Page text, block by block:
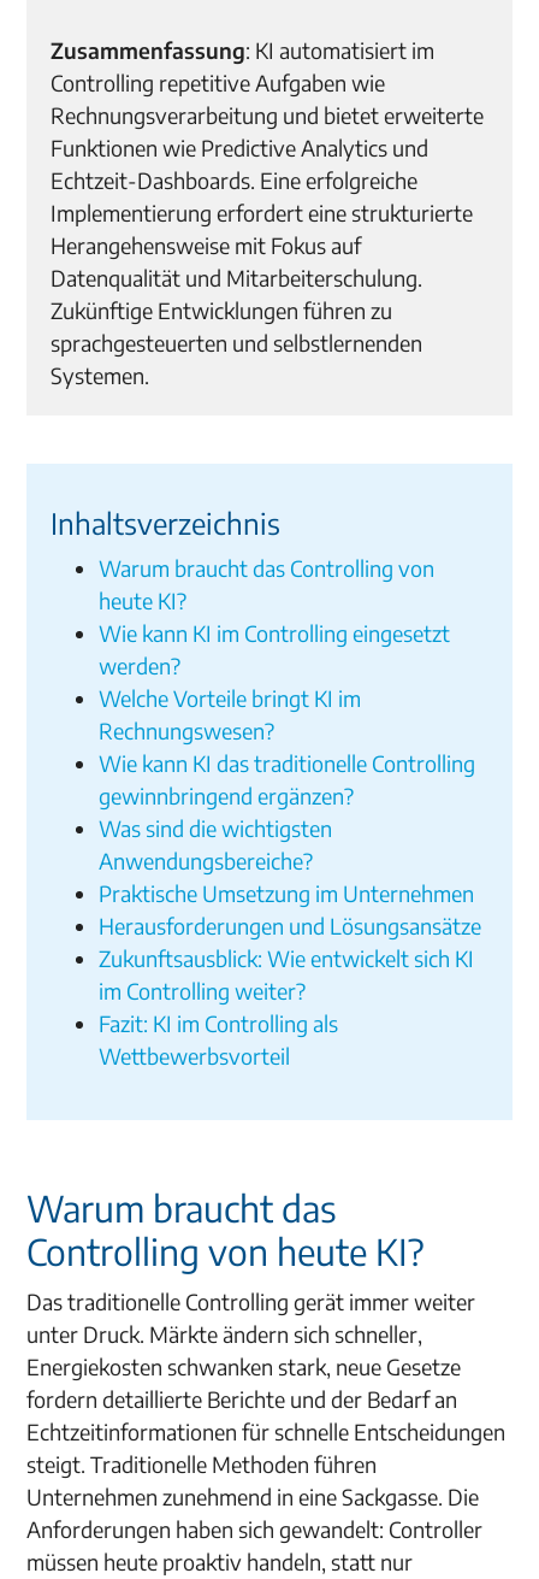
Zusammenfassung: KI automatisiert im
Controlling repetitive Aufgaben wie
Rechnungsverarbeitung und bietet erweiterte
Funktionen wie Predictive Analytics und
Echtzeit-Dashboards. Eine erfolgreiche
Implementierung erfordert eine strukturierte
Herangehensweise mit Fokus auf
Datenqualität und Mitarbeiterschulung.
Zukünftige Entwicklungen führen zu
sprachgesteuerten und selbstlernenden
Systemen.
Inhaltsverzeichnis
Warum braucht das Controlling von
heute KI?
Wie kann KI im Controlling eingesetzt
werden?
Welche Vorteile bringt KI im
Rechnungswesen?
Wie kann KI das traditionelle Controlling
gewinnbringend ergänzen?
Was sind die wichtigsten
Anwendungsbereiche?
Praktische Umsetzung im Unternehmen
Herausforderungen und Lösungsansätze
Zukunftsausblick: Wie entwickelt sich KI
im Controlling weiter?
Fazit: KI im Controlling als
Wettbewerbsvorteil
Warum braucht das
Controlling von heute KI?
Das traditionelle Controlling gerät immer weiter
unter Druck. Märkte ändern sich schneller,
Energiekosten schwanken stark, neue Gesetze
fordern detaillierte Berichte und der Bedarf an
Echtzeitinformationen für schnelle Entscheidungen
steigt. Traditionelle Methoden führen
Unternehmen zunehmend in eine Sackgasse. Die
Anforderungen haben sich gewandelt: Controller
müssen heute proaktiv handeln, statt nur